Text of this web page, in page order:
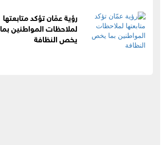
رؤية عمّان تؤكد متابعتها
لملاحظات المواطنين بما
يخص النظافة